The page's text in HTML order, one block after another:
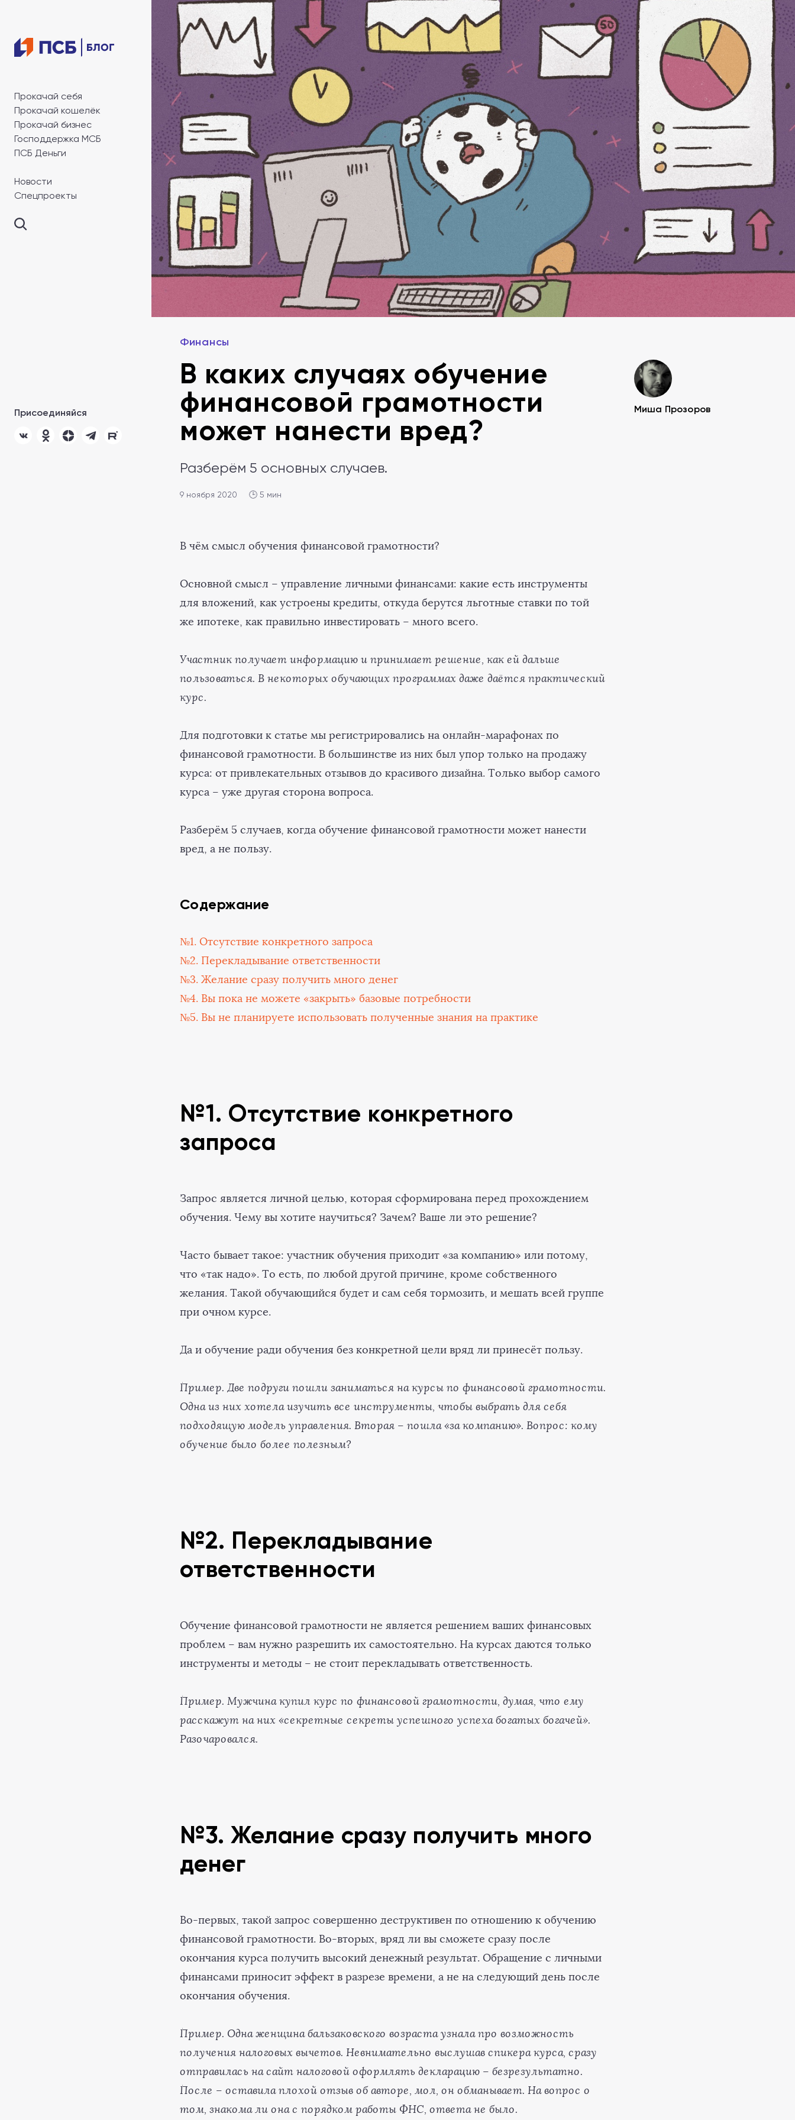
Прокачай себя
Прокачай кошелёк
Прокачай бизнес
Господдержка МСБ
ПСБ Деньги
Новости
Спецпроекты
Присоединяйся
Финансы
В каких случаях обучение
финансовой грамотности
может нанести вред?
Миша Прозоров
Разберём 5 основных случаев.
9 ноября 2020 🕒 5 мин
В чём смысл обучения финансовой грамотности?
Основной смысл – управление личными финансами: какие есть инструменты
для вложений, как устроены кредиты, откуда берутся льготные ставки по той
же ипотеке, как правильно инвестировать – много всего.
Участник получает информацию и принимает решение, как ей дальше
пользоваться. В некоторых обучающих программах даже даётся практический
курс.
Для подготовки к статье мы регистрировались на онлайн-марафонах по
финансовой грамотности. В большинстве из них был упор только на продажу
курса: от привлекательных отзывов до красивого дизайна. Только выбор самого
курса – уже другая сторона вопроса.
Разберём 5 случаев, когда обучение финансовой грамотности может нанести
вред, а не пользу.
Содержание
№1. Отсутствие конкретного запроса
№2. Перекладывание ответственности
№3. Желание сразу получить много денег
№4. Вы пока не можете «закрыть» базовые потребности
№5. Вы не планируете использовать полученные знания на практике
№1. Отсутствие конкретного
запроса
Запрос является личной целью, которая сформирована перед прохождением
обучения. Чему вы хотите научиться? Зачем? Ваше ли это решение?
Часто бывает такое: участник обучения приходит «за компанию» или потому,
что «так надо». То есть, по любой другой причине, кроме собственного
желания. Такой обучающийся будет и сам себя тормозить, и мешать всей группе
при очном курсе.
Да и обучение ради обучения без конкретной цели вряд ли принесёт пользу.
Пример. Две подруги пошли заниматься на курсы по финансовой грамотности.
Одна из них хотела изучить все инструменты, чтобы выбрать для себя
подходящую модель управления. Вторая – пошла «за компанию». Вопрос: кому
обучение было более полезным?
№2. Перекладывание
ответственности
Обучение финансовой грамотности не является решением ваших финансовых
проблем – вам нужно разрешить их самостоятельно. На курсах даются только
инструменты и методы – не стоит перекладывать ответственность.
Пример. Мужчина купил курс по финансовой грамотности, думая, что ему
расскажут на них «секретные секреты успешного успеха богатых богачей».
Разочаровался.
№3. Желание сразу получить много
денег
Во-первых, такой запрос совершенно деструктивен по отношению к обучению
финансовой грамотности. Во-вторых, вряд ли вы сможете сразу после
окончания курса получить высокий денежный результат. Обращение с личными
финансами приносит эффект в разрезе времени, а не на следующий день после
окончания обучения.
Пример. Одна женщина бальзаковского возраста узнала про возможность
получения налоговых вычетов. Невнимательно выслушав спикера курса, сразу
отправилась на сайт налоговой оформлять декларацию – безрезультатно.
После – оставила плохой отзыв об авторе, мол, он обманывает. На вопрос о
том, знакома ли она с порядком работы ФНС, ответа не было.